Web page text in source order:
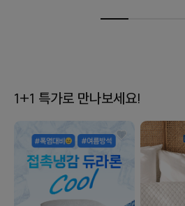
1+1 특가로 만나보세요!